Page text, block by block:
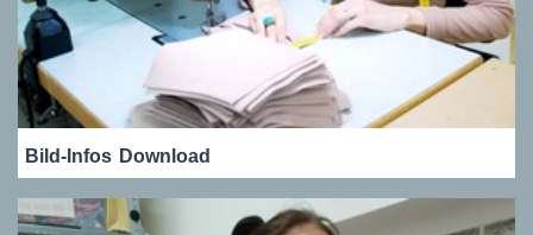
Bild-Infos Download